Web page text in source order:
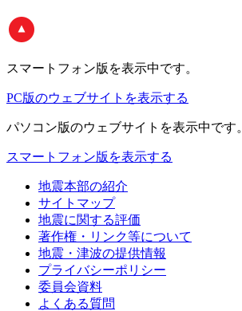
スマートフォン版 を表示中です。
PC版のウェブサイトを表示する
パソコン版のウェブサイトを表示中です。
スマートフォン版を表示する
地震本部の紹介
サイトマップ
地震に関する評価
著作権・リンク等について
地震・津波の提供情報
プライバシーポリシー
委員会資料
よくある質問